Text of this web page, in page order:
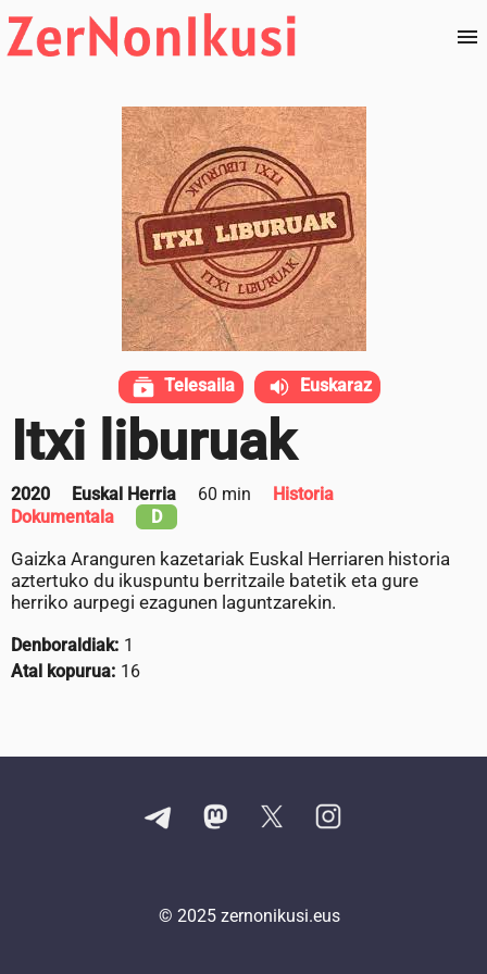
Itxi liburuak
2020 Euskal Herria 60 min
Historia
Dokumentala
D
Gaizka Aranguren kazetariak Euskal Herriaren historia
aztertuko du ikuspuntu berritzaile batetik eta gure
herriko aurpegi ezagunen laguntzarekin.
Denboraldiak: 1
Atal kopurua: 16
Telesaila Euskaraz
© 2025 zernonikusi.eus